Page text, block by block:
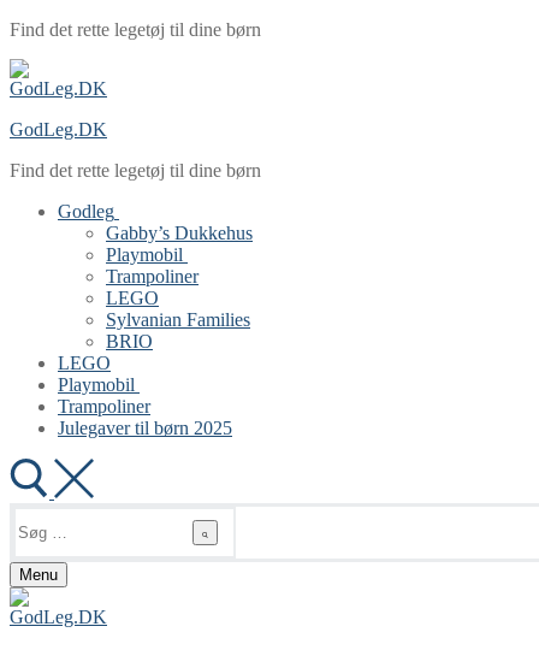
Spring
indhold
Menu
Luk
Find det rette legetøj til dine børn
GodLeg.DK
Find det rette legetøj til dine børn
Godleg
Gabby’s Dukkehus
Playmobil
Trampoliner
LEGO
Sylvanian Families
BRIO
LEGO
Playmobil
Trampoliner
Julegaver til børn 2025
efter:
Menu